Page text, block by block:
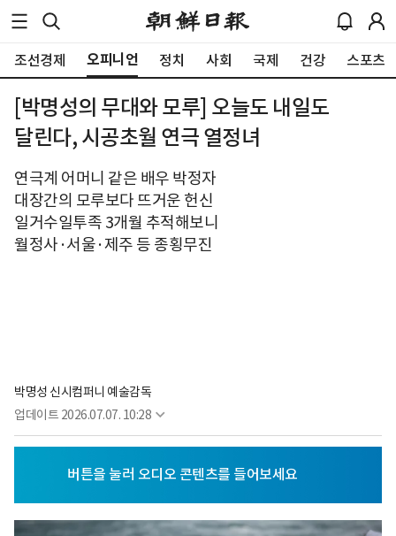
조선경제 오피니언 정치 사회 국제 건강 스포츠
[박명성의 무대와 모루] 오늘도 내일도
달린다, 시공초월 연극 열정녀
연극계 어머니 같은 배우 박정자
대장간의 모루보다 뜨거운 헌신
일거수일투족 3개월 추적해보니
월정사·서울·제주 등 종횡무진
박명성 신시컴퍼니 예술감독
업데이트 2026.07.07. 10:28